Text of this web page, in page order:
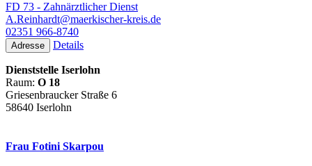
FD 73 - Zahnärztlicher Dienst
A.Reinhardt@maerkischer-kreis.de
02351 966-8740
Adresse Details
Dienststelle Iserlohn
Raum: O 18
Griesenbraucker Straße 6
58640 Iserlohn
Frau Fotini Skarpou